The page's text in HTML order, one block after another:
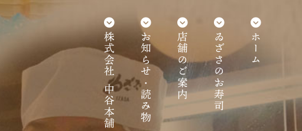
ホーム
ゐざさのお寿司
店舗のご案内
お知らせ・読み物
株式会社 中谷本舗